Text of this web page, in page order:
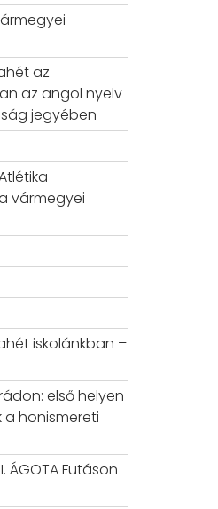
az
az angol nyelv
jegyében
vármegyei
iskolánkban –
első helyen
a honismereti
ÁGOTA Futáson